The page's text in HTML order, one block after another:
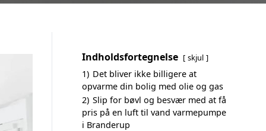
Indholdsfortegnelse skjul
1) Det bliver ikke billigere at
opvarme din bolig med olie og gas
2) Slip for bøvl og besvær med at få
pris på en luft til vand varmepumpe
i Branderup